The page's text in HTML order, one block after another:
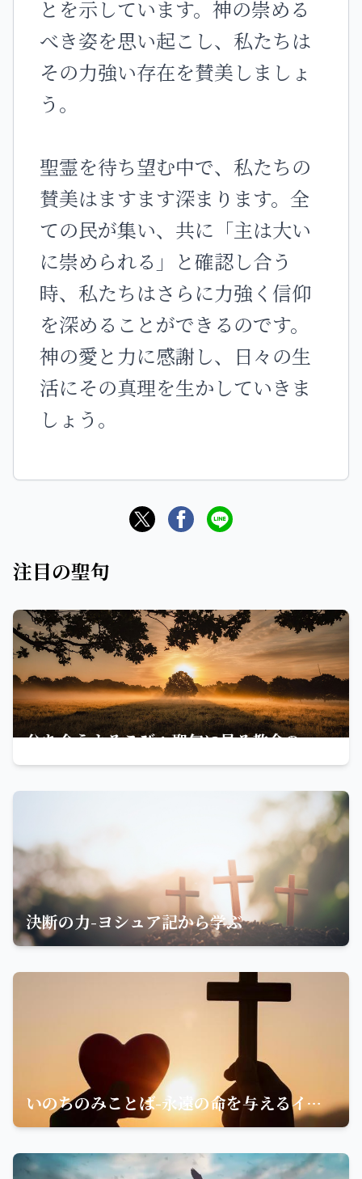
とを示しています。神の崇める
べき姿を思い起こし、私たちは
その力強い存在を賛美しましょ
う。
聖霊を待ち望む中で、私たちの
賛美はますます深まります。全
ての民が集い、共に「主は大い
に崇められる」と確認し合う
時、私たちはさらに力強く信仰
を深めることができるのです。
神の愛と力に感謝し、日々の生
活にその真理を生かしていきま
しょう。
注目の聖句
分ち合うよろこび：聖句に見る教会の一致と和解の重要性
決断の力-ヨシュア記から学ぶ
いのちのみことば-永遠の命を与えるイエスの教え